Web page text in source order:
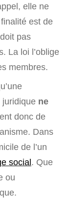
elle ne
est de
pas
La loi l’oblige
membres.
juridique ne
donc de
Dans
de l’un
social. Que
ou